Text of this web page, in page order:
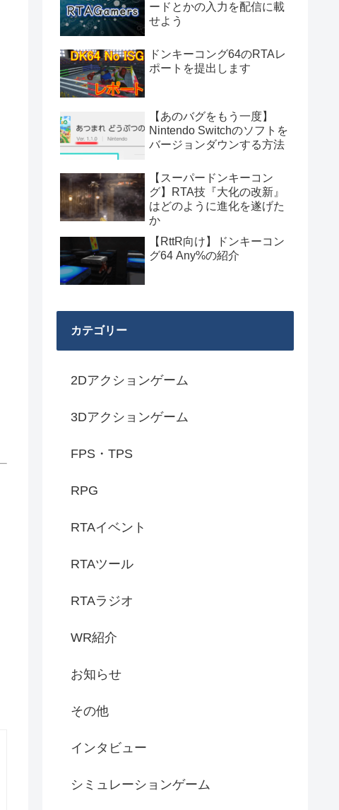
ードとかの入力を配信に載
せよう
ドンキーコング64のRTAレ
ポートを提出します
【あのバグをもう一度】
Nintendo Switchのソフトを
バージョンダウンする方法
【スーパードンキーコン
グ】RTA技『大化の改新』
はどのように進化を遂げた
か
【RttR向け】ドンキーコン
グ64 Any%の紹介
カテゴリー
2Dアクションゲーム
3Dアクションゲーム
FPS・TPS
RPG
RTAイベント
RTAツール
RTAラジオ
WR紹介
お知らせ
その他
インタビュー
シミュレーションゲーム